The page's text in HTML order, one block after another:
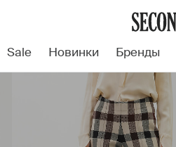
Sale Новинки Бренды